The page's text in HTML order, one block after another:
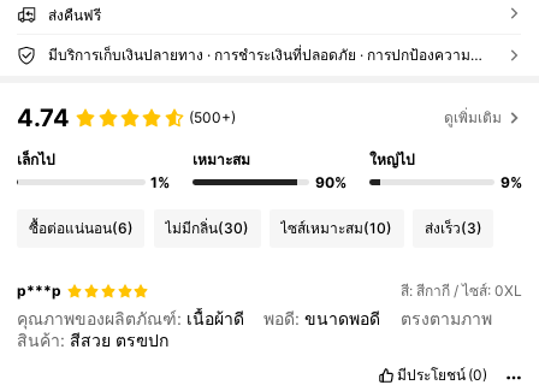
ส่งคืนฟรี
มีบริการเก็บเงินปลายทาง · การชำระเงินที่ปลอดภัย · การปกป้องความเป็นส่วนตัว
4.74 (500+) ดูเพิ่มเติม
เล็กไป
1%
เหมาะสม
90%
ใหญ่ไป
9%
ซื้อต่อแน่นอน(6) ไม่มีกลิ่น(30) ไซส์เหมาะสม(10) ส่งเร็ว(3)
p***p สี: สีกากี / ไซส์: 0XL
คุณภาพของผลิตภัณฑ์: เนื้อผ้าดี พอดี:ขนาดพอดี
ตรงตามภาพ
สินค้า: สีสวย ตรฃปก
มีประโยชน์ (0)